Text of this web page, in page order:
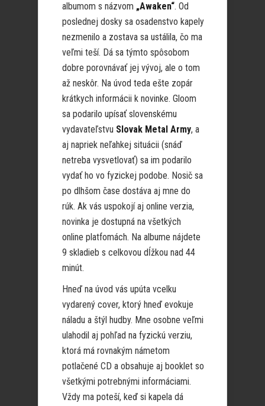
albumom s názvom „Awaken“. Od
poslednej dosky sa osadenstvo kapely
nezmenilo a zostava sa ustálila, čo ma
veľmi teší. Dá sa týmto spôsobom
dobre porovnávať jej vývoj, ale o tom
až neskôr. Na úvod teda ešte zopár
krátkych informácii k novinke. Gloom
sa podarilo upísať slovenskému
vydavateľstvu Slovak Metal Army, a
aj napriek neľahkej situácii (snáď
netreba vysvetlovať) sa im podarilo
vydať ho vo fyzickej podobe. Nosič sa
po dlhšom čase dostáva aj mne do
rúk. Ak vás uspokojí aj online verzia,
novinka je dostupná na všetkých
online platfomách. Na albume nájdete
9 skladieb s celkovou dĺžkou nad 44
minút.
Hneď na úvod vás upúta vcelku
vydarený cover, ktorý hneď evokuje
náladu a štýl hudby. Mne osobne veľmi
ulahodil aj pohľad na fyzickú verziu,
ktorá má rovnakým námetom
potlačené CD a obsahuje aj booklet so
všetkými potrebnými informáciami.
Vždy ma poteší, keď si kapela dá